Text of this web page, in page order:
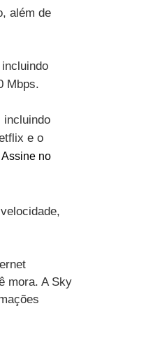
além de
Mbps.
incluindo
e o
Assine no
mora. A Sky